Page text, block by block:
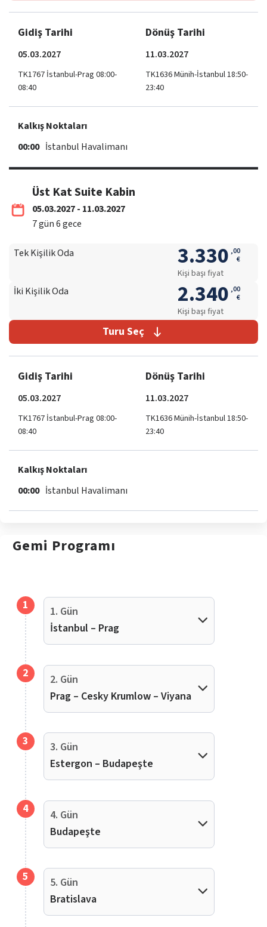
Gidiş Tarihi
05.03.2027
TK1767 İstanbul-Prag 08:00-
08:40
Dönüş Tarihi
11.03.2027
TK1636 Münih-İstanbul 18:50-
23:40
Kalkış Noktaları
00:00 İstanbul Havalimanı
Üst Kat Suite Kabin
05.03.2027 - 11.03.2027
7gün6gece
Tek Kişilik Oda 3.330 ,00
€
Kişi başı fiyat
İki Kişilik Oda 2.340 ,00
€
Kişi başı fiyat
Turu Seç
Gidiş Tarihi
05.03.2027
TK1767 İstanbul-Prag 08:00-
08:40
Dönüş Tarihi
11.03.2027
TK1636 Münih-İstanbul 18:50-
23:40
Kalkış Noktaları
00:00 İstanbul Havalimanı
Gemi Programı
1
1. Gün
İstanbul – Prag
2
2. Gün
Prag – Cesky Krumlow – Viyana
3
3. Gün
Estergon – Budapeşte
4
4. Gün
Budapeşte
5
5. Gün
Bratislava